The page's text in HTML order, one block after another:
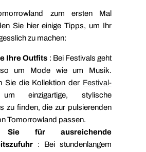
zum ersten Mal
Sie hier einige Tipps, um Ihr
zu machen:
Ihre Outfits : Bei Festivals geht
um Mode wie um Musik.
Sie die Kollektion der Festival-
einzigartige, stylische
zu finden, die zur pulsierenden
Tomorrowland passen.
Sie für ausreichende
: Bei stundenlangem